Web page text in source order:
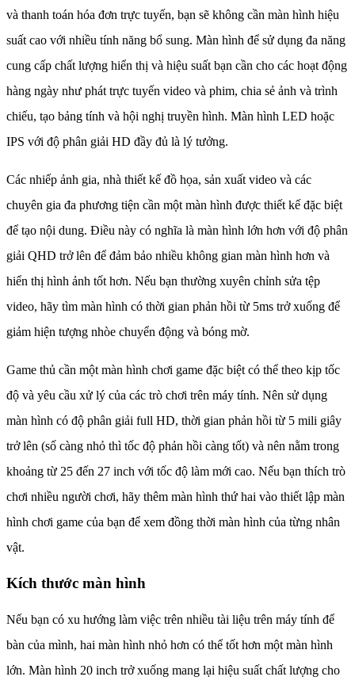
và thanh toán hóa đơn trực tuyến, bạn sẽ không cần màn hình hiệu
suất cao với nhiều tính năng bổ sung. Màn hình để sử dụng đa năng
cung cấp chất lượng hiển thị và hiệu suất bạn cần cho các hoạt động
hàng ngày như phát trực tuyến video và phim, chia sẻ ảnh và trình
chiếu, tạo bảng tính và hội nghị truyền hình. Màn hình LED hoặc
IPS với độ phân giải HD đầy đủ là lý tưởng.
Các nhiếp ảnh gia, nhà thiết kế đồ họa, sản xuất video và các
chuyên gia đa phương tiện cần một màn hình được thiết kế đặc biệt
để tạo nội dung. Điều này có nghĩa là màn hình lớn hơn với độ phân
giải QHD trở lên để đảm bảo nhiều không gian màn hình hơn và
hiển thị hình ảnh tốt hơn. Nếu bạn thường xuyên chỉnh sửa tệp
video, hãy tìm màn hình có thời gian phản hồi từ 5ms trở xuống để
giảm hiện tượng nhòe chuyển động và bóng mờ.
Game thủ cần một màn hình chơi game đặc biệt có thể theo kịp tốc
độ và yêu cầu xử lý của các trò chơi trên máy tính. Nên sử dụng
màn hình có độ phân giải full HD, thời gian phản hồi từ 5 mili giây
trở lên (số càng nhỏ thì tốc độ phản hồi càng tốt) và nên nằm trong
khoảng từ 25 đến 27 inch với tốc độ làm mới cao. Nếu bạn thích trò
chơi nhiều người chơi, hãy thêm màn hình thứ hai vào thiết lập màn
hình chơi game của bạn để xem đồng thời màn hình của từng nhân
vật.
Kích thước màn hình
Nếu bạn có xu hướng làm việc trên nhiều tài liệu trên máy tính để
bàn của mình, hai màn hình nhỏ hơn có thể tốt hơn một màn hình
lớn. Màn hình 20 inch trở xuống mang lại hiệu suất chất lượng cho